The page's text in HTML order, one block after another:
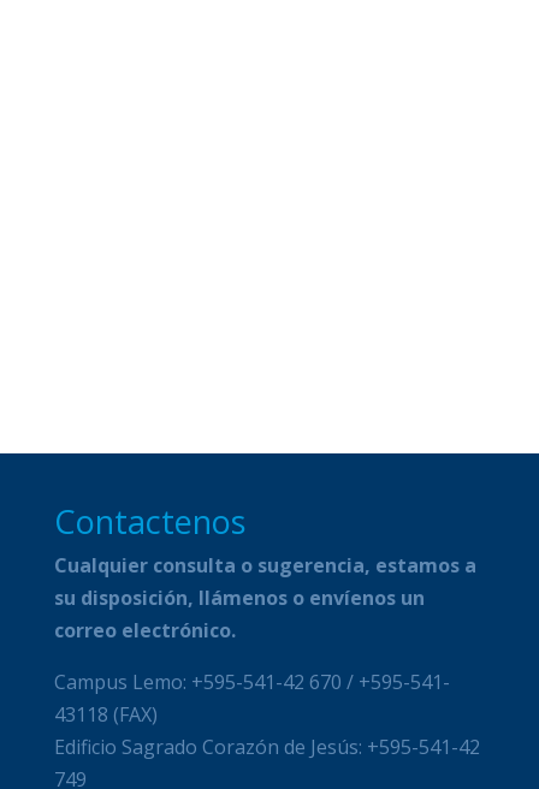
Contactenos
Cualquier consulta o sugerencia, estamos a
su disposición, llámenos o envíenos un
correo electrónico.
Campus Lemo: +595-541-42 670 / +595-541-
43118 (FAX)
Edificio Sagrado Corazón de Jesús: +595-541-42
749